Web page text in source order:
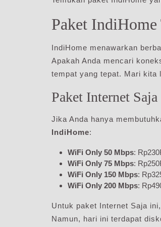
Paket IndiHome
IndiHome menawarkan
Apakah Anda mencari
tempat yang tepat. Mari kita
Paket Internet Saja
Jika Anda hanya
IndiHome:
WiFi Only 50 Mbps:
WiFi Only 75 Mbps:
WiFi Only 150 Mbps:
WiFi Only 200 Mbps:
Untuk paket Internet Saja
Namun, hari ini terdapat